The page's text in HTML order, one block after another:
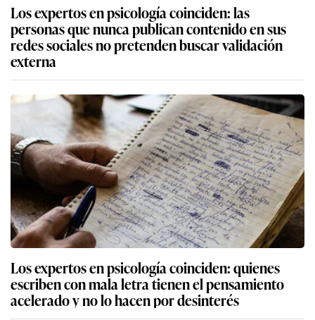
Los expertos en psicología coinciden: las
personas que nunca publican contenido en sus
redes sociales no pretenden buscar validación
externa
Los expertos en psicología coinciden: quienes
escriben con mala letra tienen el pensamiento
acelerado y no lo hacen por desinterés